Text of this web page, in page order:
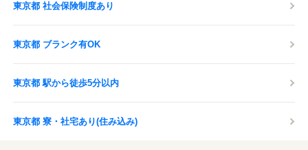
東京都 社会保険制度あり
東京都 ブランク有OK
東京都 駅から徒歩5分以内
東京都 寮・社宅あり(住み込み)